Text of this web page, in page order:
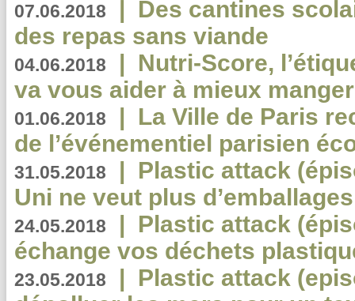
07.06.2018 | Des cantines
des repas sans viande
04.06.2018 | Nutri-Score,
va vous aider à mieux
01.06.2018 | La Ville de Paris
de l’événementiel parisien
31.05.2018 | Plastic attack
Uni ne veut plus
24.05.2018 | Plastic attack
échange vos déchets
23.05.2018 | Plastic attack